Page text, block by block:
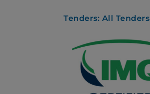
Tenders: All Tenders